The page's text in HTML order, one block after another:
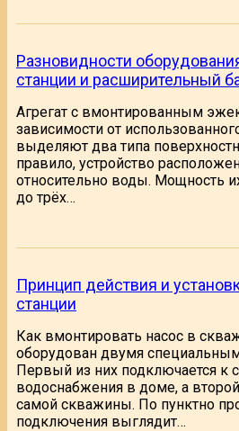
Разновидности
станции и расширительный
Агрегат с вмонтированным
зависимости от
выделяют два типа
правило, устройство
относительно воды. Мощность
до трёх…
Принцип действия и
станции
Как вмонтировать насос в
оборудован двумя
Первый из них подключается к
водоснабжения в доме, а
самой скважины. По пунктно
подключения выглядит…